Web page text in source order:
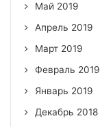
Май 2019
Апрель 2019
Март 2019
Февраль 2019
Январь 2019
Декабрь 2018